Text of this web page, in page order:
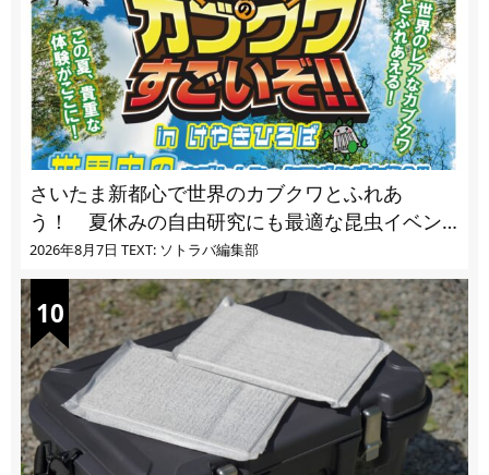
さいたま新都心で世界のカブクワとふれあ
う！ 夏休みの自由研究にも最適な昆虫イベン
ト
2026年8月7日 TEXT: ソトラバ編集部